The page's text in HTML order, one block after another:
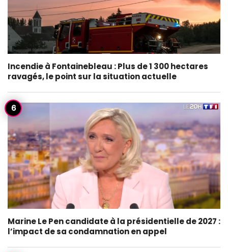
Incendie à Fontainebleau : Plus de 1 300 hectares
ravagés, le point sur la situation actuelle
Marine Le Pen candidate à la présidentielle de 2027 :
l’impact de sa condamnation en appel